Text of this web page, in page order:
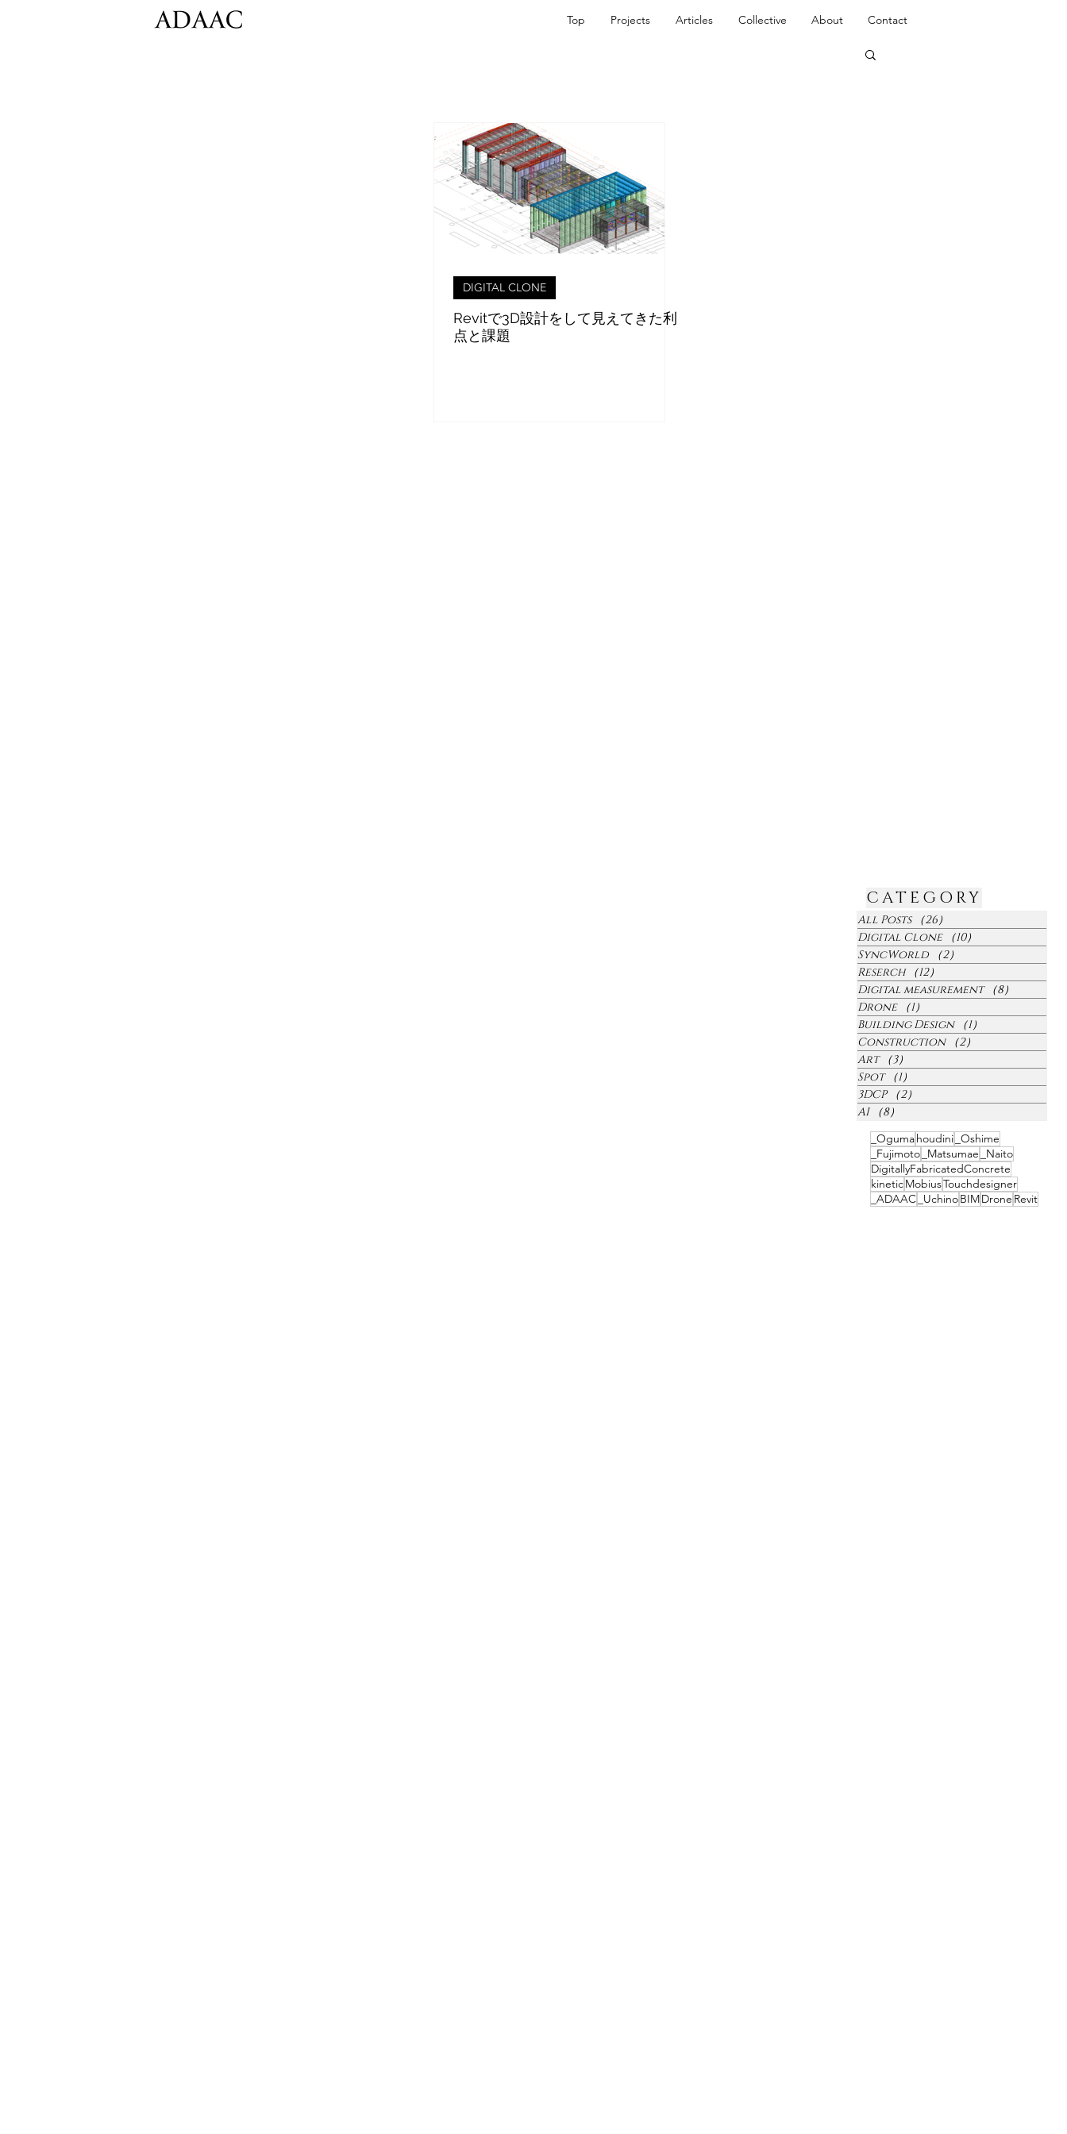
Top Projects Articles Collective About Contact
CATEGORY
All Posts （26）
Digital Clone
（10）
SyncWorld
（2）
Reserch
（12）
Digital measurement
（8）
Drone
（1）
Building Design
（1）
Construction
（2）
Art
（3）
Spot
（1）
3DCP
（2）
AI
（8）
_Ogumahoudini _Oshime
_Fujimoto _Matsumae
_Naito
DigitallyFabricatedConcrete
kineticMobiusTouchdesigner
_ADAAC _UchinoBIMDrone Revit
DIGITAL CLONE
Revitで3D設計をして見えてきた利
点と課題